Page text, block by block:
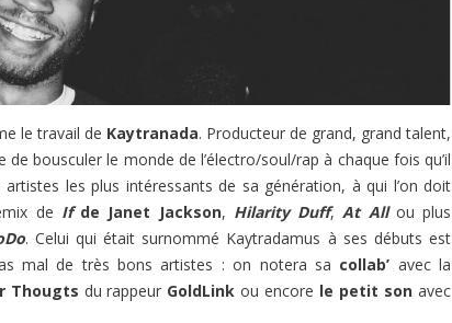
le travail de Kaytranada. Producteur de grand, grand talent,
bousculer le monde de l’électro/soul/rap à chaque fois qu’il
les plus intéressants de sa génération, à qui l’on doit
de Ifde Janet Jackson, Hilarity Duff,At Allou plus
. Celui qui était surnommé Kaytradamus à ses débuts est
mal de très bons artistes : on notera sa collab’ avec la
Thougts du rappeur GoldLinkou encore le petit son avec